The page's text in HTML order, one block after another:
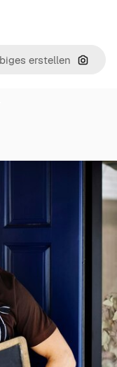
Nach